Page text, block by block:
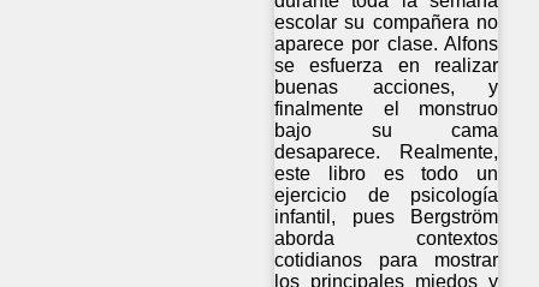
escolar su compañera no
aparece por clase. Alfons
se esfuerza en realizar
buenas acciones, y
finalmente el monstruo
bajo su cama
desaparece. Realmente,
este libro es todo un
ejercicio de psicología
infantil, pues Bergström
aborda contextos
cotidianos para mostrar
los principales miedos y